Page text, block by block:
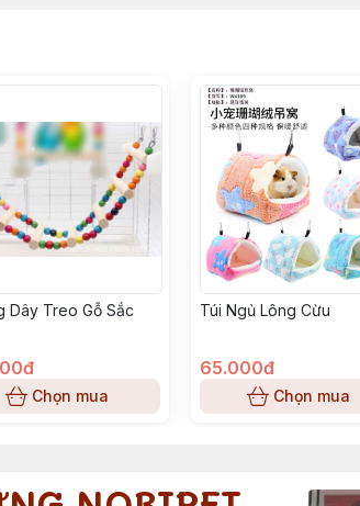
Dây Treo Gỗ Sắc
Chọn mua
Túi Ngủ Lông Cừu
65.000đ
Chọn mua